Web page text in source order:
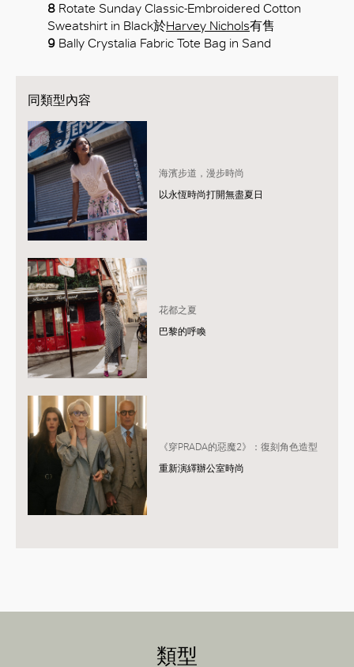
8 Rotate Sunday Classic-Embroidered Cotton
Sweatshirt in Black於Harvey Nichols有售
9 Bally Crystalia Fabric Tote Bag in Sand
同類型內容
海濱步道，漫步時尚
以永恆時尚打開無盡夏日
花都之夏
巴黎的呼喚
《穿PRADA的惡魔2》：復刻角色造型
重新演繹辦公室時尚
類型